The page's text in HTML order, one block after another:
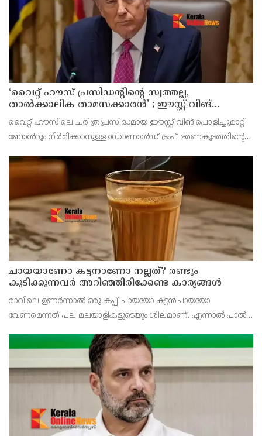
പറയുന്നു. ആക്രമണത്
‘വൈറ്റ് ഹൗസ് പ്രസിഡന്റിന്റെ സ്വത്തല്ല,
താൽക്കാലിക താമസക്കാരൻ’ ; ഈസ്റ്റ് വിങ്
പൊളിച്ചുമാറ്റി ബോൾറൂം നിർമിക്കാനുള്ള ട്രംപിന്റെ
നീക്കങ്ങൾക്ക് കോടതിയുടെ സ്റ്റേ
വൈറ്റ് ഹൗസിലെ ചരിത്രപ്രസിദ്ധമായ ഈസ്റ്റ് വിങ് പൊളിച്ചുമാറ്റി
ബോൾറൂം നിർമിക്കാനുള്ള ഡോണാൾഡ് ട്രംപ് ഭരണകൂടത്തിന്റെ
നവീകരണ പ്രവർത്തനങ്ങൾക്ക് ഫെഡറ
ചായയാണോ കട്ടനാണോ നല്ലത്? രണ്ടും
കുടിക്കുന്നവർ അറിഞ്ഞിരിക്കേണ്ട കാര്യങ്ങൾ
രാവിലെ ഉണർന്നാൽ ഒരു കപ്പ് ചായയോ കട്ടൻചായയോ
വേണമെന്നത് പല മലയാളികളുടെയും ശീലമാണ്. എന്നാൽ പാൽ
ആരോഗ്യത്തിന് കൂടുതൽ നല്ലത് എന്ന ചോദ്യം പലർക്കുമുണ്ട്.